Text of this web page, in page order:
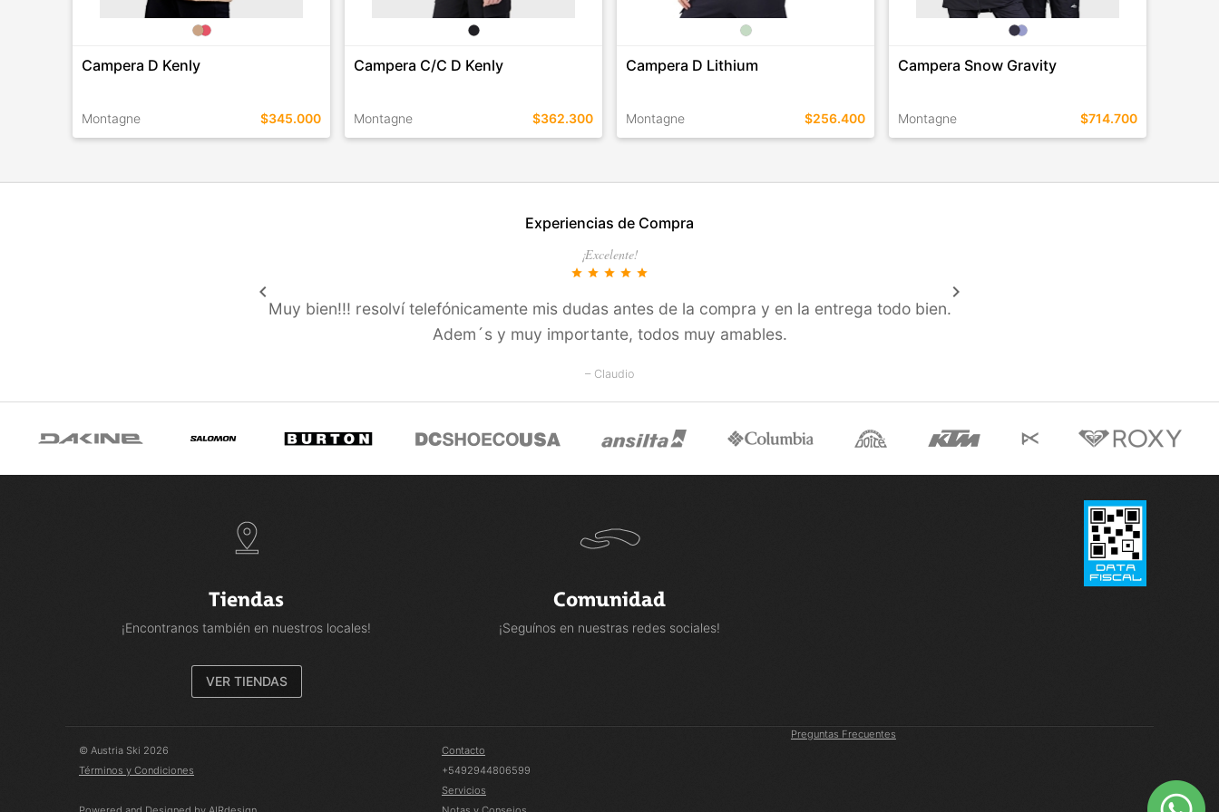
Campera D Kenly
Montagne $345.000
Campera C/C D Kenly
Montagne $362.300
Campera D Lithium
Montagne $256.400
Campera Snow Gravity
Montagne $714.700
Experiencias de Compra
¡Excelente!
star star star star star
Muy bien!!! resolví­ telefónicamente mis dudas antes de la compra y en la entrega todo bien.
Adem´s y muy importante, todos muy amables.
– Claudio
keyboard_arrow_left keyboard_arrow_right
Tiendas
¡Encontranos también en nuestros locales!
VER TIENDAS
Comunidad
¡Seguínos en nuestras redes sociales!
© Austria Ski 2026
Términos y Condiciones
Contacto
+5492944806599
Servicios
Preguntas Frecuentes